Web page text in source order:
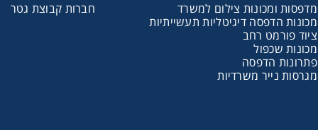
מדפסות ומכונות צילום למשרד
מכונות הדפסה דיגיטליות תעשייתיות
ציוד פורמט רחב
מכונות שכפול
פתרונות הדפסה
מגרסות נייר משרדיות
חברות קבוצת גטר
אני מאשר קבלת חומרים פרסומים מגטר
מעונין לקבל הצעת מחיר או מידע עבור: